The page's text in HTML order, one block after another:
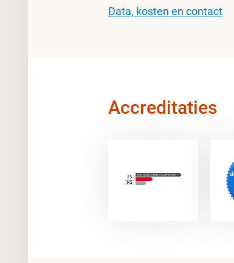
Data, kosten en contact
Accreditaties